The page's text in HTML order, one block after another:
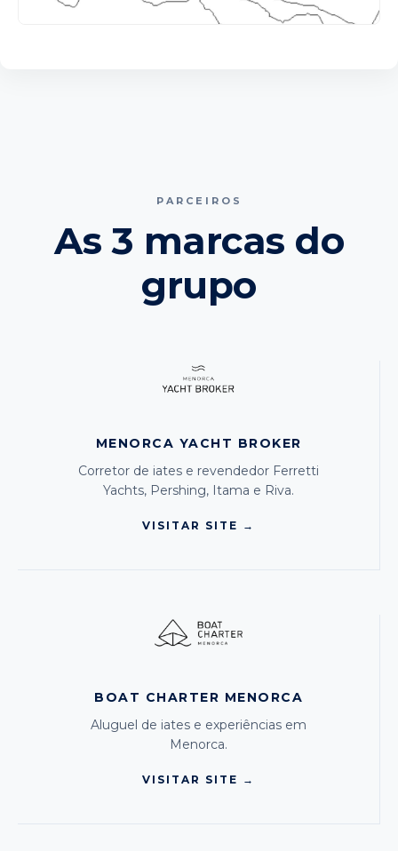
PARCEIROS
As 3 marcas do
grupo
MENORCA YACHT BROKER
Corretor de iates e revendedor Ferretti
Yachts, Pershing, Itama e Riva.
VISITAR SITE →
BOAT CHARTER MENORCA
Aluguel de iates e experiências em
Menorca.
VISITAR SITE →